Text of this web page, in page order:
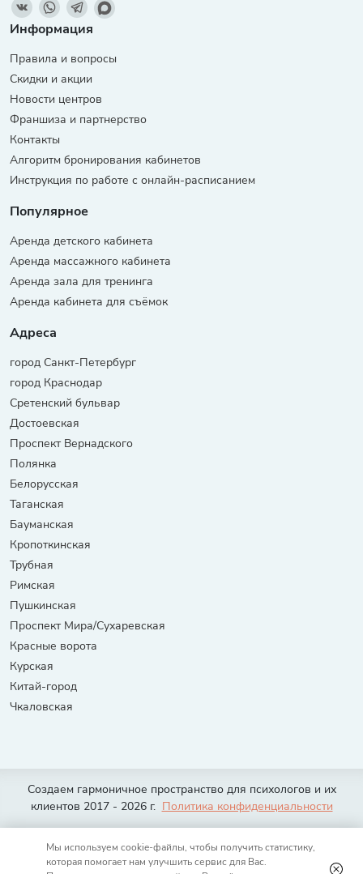
Информация
Правила и вопросы
Скидки и акции
Новости центров
Франшиза и партнерство
Контакты
Алгоритм бронирования кабинетов
Инструкция по работе с онлайн-расписанием
Популярное
Аренда детского кабинета
Аренда массажного кабинета
Аренда зала для тренинга
Аренда кабинета для съёмок
Адреса
город Санкт-Петербург
город Краснодар
Сретенский бульвар
Достоевская
Проспект Вернадского
Полянка
Белорусская
Таганская
Бауманская
Кропоткинская
Трубная
Римская
Пушкинская
Проспект Мира/Сухаревская
Красные ворота
Курская
Китай-город
Чкаловская
Создаем гармоничное пространство для психологов и их
клиентов 2017 - 2026 г. Политика конфиденциальности
Нижний Новгород Новосибирск Омск
Ростов-на-Дону
Самара
Уфа Челябинск Красноярск Краснодар
Воронеж
Мы используем cookie-файлы, чтобы получить статистику,
которая помогает нам улучшить сервис для Вас.